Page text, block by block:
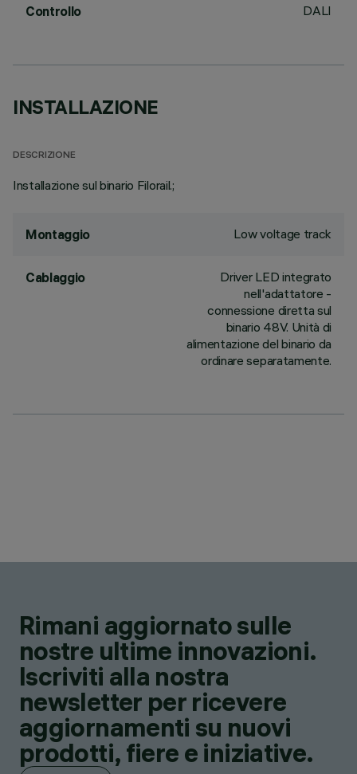
Controllo DALI
INSTALLAZIONE
DESCRIZIONE
Installazione sul binario Filorail.;
Montaggio Low voltage track
Cablaggio
Driver LED integrato
nell'adattatore -
connessione diretta sul
binario 48V. Unità di
alimentazione del binario da
ordinare separatamente.
Rimani aggiornato sulle
nostre ultime innovazioni.
Iscriviti alla nostra
newsletter per ricevere
aggiornamenti su nuovi
prodotti, fiere e iniziative.